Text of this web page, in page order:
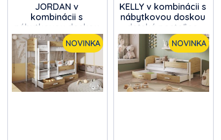
NOVINKA
JORDAN v
kombinácii s
nábytkovou doskou
masívne drevo
Poschodová detská
posteľ s úložným
priestorom na
posteľnú bielizeň
NOVINKA
KELLY v kombinácii s
nábytkovou doskou
detská posteľ so
zábranou proti pádu,
s úložným
priestorom na
posteľnú bielizeň